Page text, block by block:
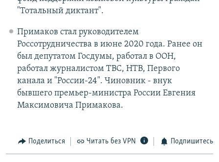
"Тотальный диктант".
Примаков стал руководителем
Россотрудничества в июне 2020 года. Ранее он
был депутатом Госдумы, работал в ООН,
работал журналистом ТВС, НТВ, Первого
канала и "России-24". Чиновник - внук
бывшего премьер-министра России Евгения
Максимовича Примакова.
Поделиться Читать без VPN Подпишитесь